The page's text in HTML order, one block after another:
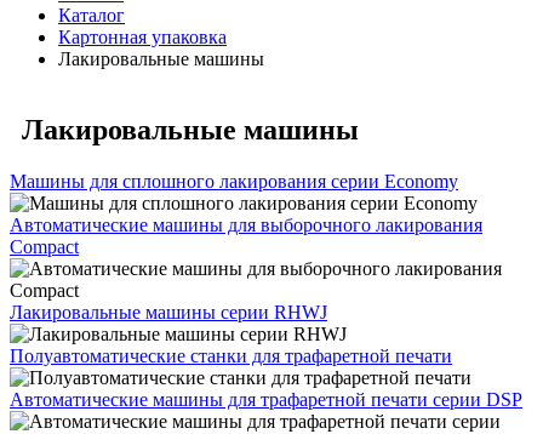
Каталог
Картонная упаковка
Лакировальные машины
Лакировальные машины
Машины для сплошного лакирования серии Economy
Автоматические машины для выборочного лакирования
Compact
Лакировальные машины серии RHWJ
Полуавтоматические станки для трафаретной печати
Автоматические машины для трафаретной печати серии DSP